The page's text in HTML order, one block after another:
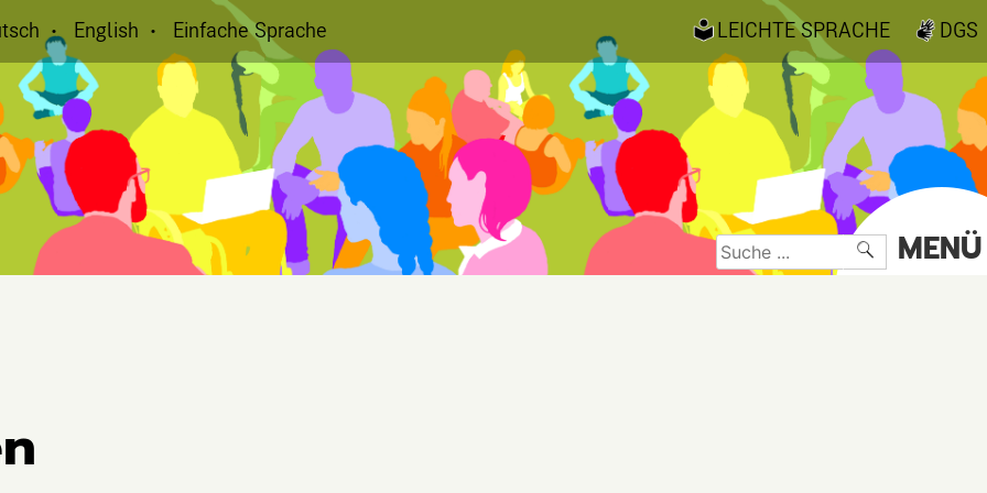
English Einfache Sprache DGS
LEICHTE SPRACHE
Suche
nach:
MENÜ